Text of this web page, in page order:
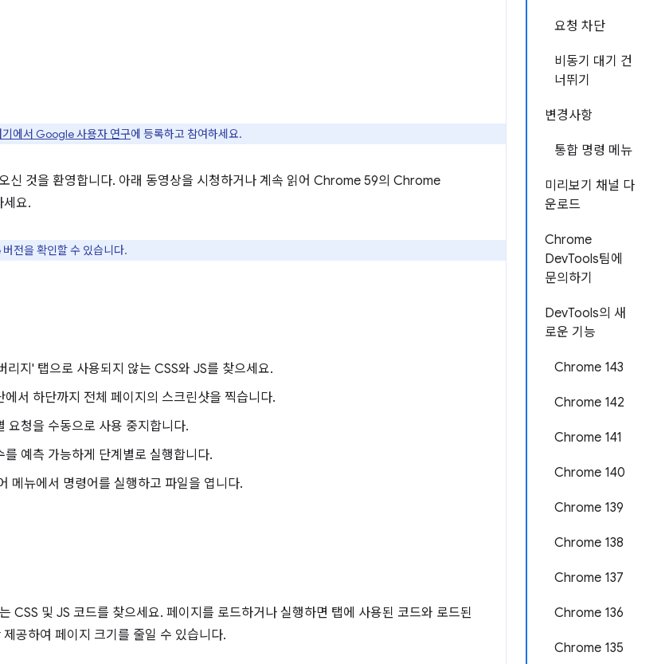
요청 차단
비동기 대기 건
너뛰기
변경사항
통합 명령 메뉴
미리보기 채널 다
운로드
Chrome
DevTools팀에
문의하기
DevTools의 새
로운 기능
Chrome 143
Chrome 142
Chrome 141
Chrome 140
Chrome 139
Chrome 138
Chrome 137
Chrome 136
Chrome 135
기에서 Google 사용자 연구에 등록하고 참여하세요.
신 것을 환영합니다. 아래 동영상을 시청하거나 계속 읽어 Chrome 59의 Chrome
요.
전을 확인할 수 있습니다.
리지' 탭으로 사용되지 않는 CSS와 JS를 찾으세요.
에서 하단까지 전체 페이지의 스크린샷을 찍습니다.
요청을 수동으로 사용 중지합니다.
를 예측 가능하게 단계별로 실행합니다.
메뉴에서 명령어를 실행하고 파일을 엽니다.
CSS 및 JS 코드를 찾으세요. 페이지를 로드하거나 실행하면 탭에 사용된 코드와 로드된
공하여 페이지 크기를 줄일 수 있습니다.